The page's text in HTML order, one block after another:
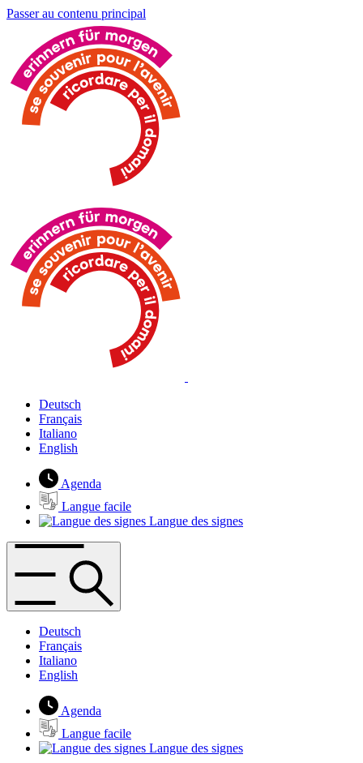
Passer au contenu principal
Deutsch
Français
Italiano
English
Agenda
Langue facile
Langue des signes
Deutsch
Français
Italiano
English
Agenda
Langue facile
Langue des signes